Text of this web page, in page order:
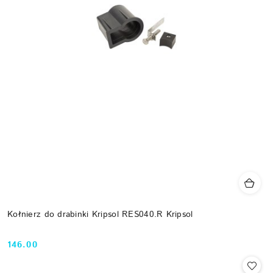
Kołnierz do drabinki Kripsol RES040.R Kripsol
Cena:
146.00